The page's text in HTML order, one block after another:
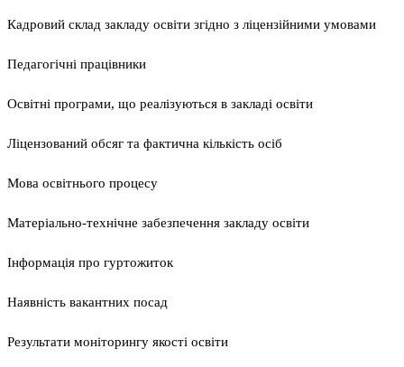
Кадровий склад закладу освіти згідно з ліцензійними умовами
Педагогічні працівники
Освітні програми, що реалізуються в закладі освіти
Ліцензований обсяг та фактична кількість осіб
Мова освітнього процесу
Матеріально-технічне забезпечення закладу освіти
Інформація про гуртожиток
Наявність вакантних посад
Результати моніторингу якості освіти